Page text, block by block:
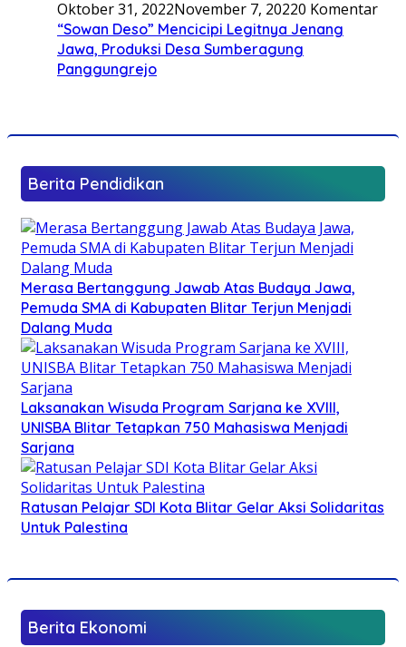
Oktober 31, 2022November 7, 20220 Komentar
“Sowan Deso” Mencicipi Legitnya Jenang
Jawa, Produksi Desa Sumberagung
Panggungrejo
Berita Pendidikan
Merasa Bertanggung Jawab Atas Budaya Jawa,
Pemuda SMA di Kabupaten Blitar Terjun Menjadi
Dalang Muda
Laksanakan Wisuda Program Sarjana ke XVIII,
UNISBA Blitar Tetapkan 750 Mahasiswa Menjadi
Sarjana
Ratusan Pelajar SDI Kota Blitar Gelar Aksi Solidaritas
Untuk Palestina
Berita Ekonomi